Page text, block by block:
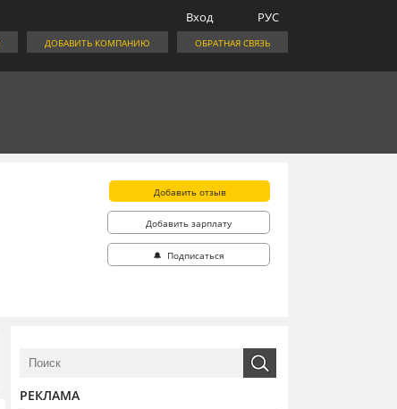
РУС
Вход
ОБРАТНАЯ СВЯЗЬ
ДОБАВИТЬ КОМПАНИЮ
Добавить отзыв
Добавить зарплату
🔔 Подписаться
РЕКЛАМА